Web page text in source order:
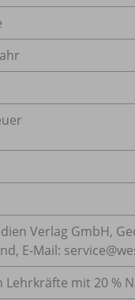
Verlag GmbH,
E-Mail:
mit 20 %